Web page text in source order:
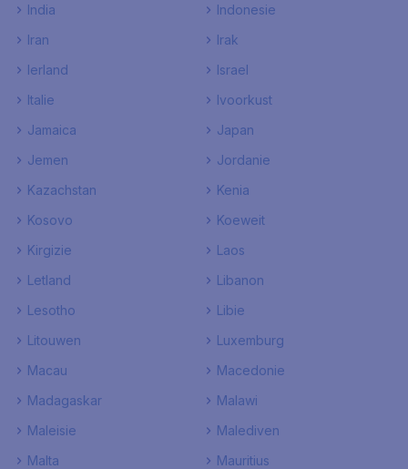
India
Indonesie
Iran
Irak
Ierland
Israel
Italie
Ivoorkust
Jamaica
Japan
Jemen
Jordanie
Kazachstan
Kenia
Kosovo
Koeweit
Kirgizie
Laos
Letland
Libanon
Lesotho
Libie
Litouwen
Luxemburg
Macau
Macedonie
Madagaskar
Malawi
Maleisie
Malediven
Malta
Mauritius